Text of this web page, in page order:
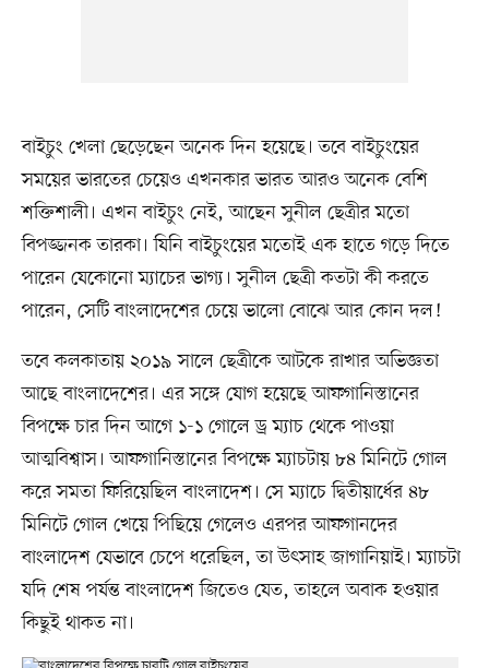
বাইচুং খেলা ছেড়েছেন অনেক দিন হয়েছে। তবে বাইচুংয়ের
সময়ের ভারতের চেয়েও এখনকার ভারত আরও অনেক বেশি
শক্তিশালী। এখন বাইচুং নেই, আছেন সুনীল ছেত্রীর মতো
বিপজ্জনক তারকা। যিনি বাইচুংয়ের মতোই এক হাতে গড়ে দিতে
পারেন যেকোনো ম্যাচের ভাগ্য। সুনীল ছেত্রী কতটা কী করতে
পারেন, সেটি বাংলাদেশের চেয়ে ভালো বোঝে আর কোন দল!
তবে কলকাতায় ২০১৯ সালে ছেত্রীকে আটকে রাখার অভিজ্ঞতা
আছে বাংলাদেশের। এর সঙ্গে যোগ হয়েছে আফগানিস্তানের
বিপক্ষে চার দিন আগে ১-১ গোলে ড্র ম্যাচ থেকে পাওয়া
আত্মবিশ্বাস। আফগানিস্তানের বিপক্ষে ম্যাচটায় ৮৪ মিনিটে গোল
করে সমতা ফিরিয়েছিল বাংলাদেশ। সে ম্যাচে দ্বিতীয়ার্ধের ৪৮
মিনিটে গোল খেয়ে পিছিয়ে গেলেও এরপর আফগানদের
বাংলাদেশ যেভাবে চেপে ধরেছিল, তা উৎসাহ জাগানিয়াই। ম্যাচটা
যদি শেষ পর্যন্ত বাংলাদেশ জিতেও যেত, তাহলে অবাক হওয়ার
কিছুই থাকত না।